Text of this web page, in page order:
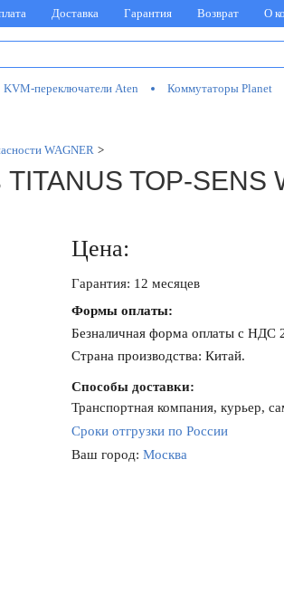
Доставка Гарантия Возврат О
KVM-переключатели Aten Коммутаторы Planet
WAGNER >
TOP-SENS
Цена:
Гарантия: 12 месяцев
Формы оплаты:
Безналичная форма оплаты с НДС
Страна производства: Китай.
Способы доставки:
Транспортная компания, курьер,
Сроки отгрузки по России
Ваш город: Москва